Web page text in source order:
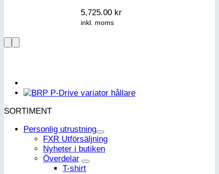
5,725.00 kr
inkl. moms
SORTIMENT
Personlig utrustning
FXR Utförsäljning
Nyheter i butiken
Överdelar
T-shirt